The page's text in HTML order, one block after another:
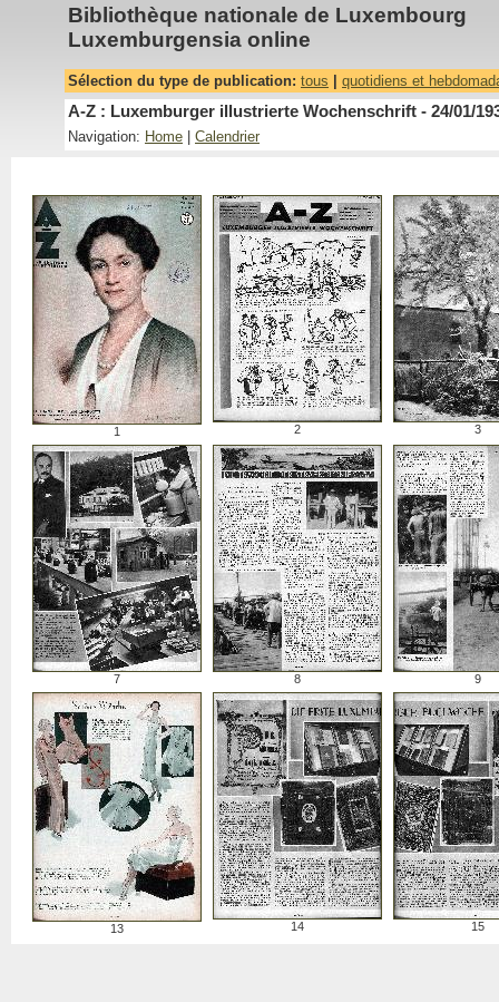
Bibliothèque nationale de Luxembourg
Luxemburgensia online
Sélection du type de publication: tous quotidiens et
A-Z : Luxemburger illustrierte Wochenschrift - 24/01/
Navigation: Home Calendrier
1 2 3
7 8 9
13 14 15